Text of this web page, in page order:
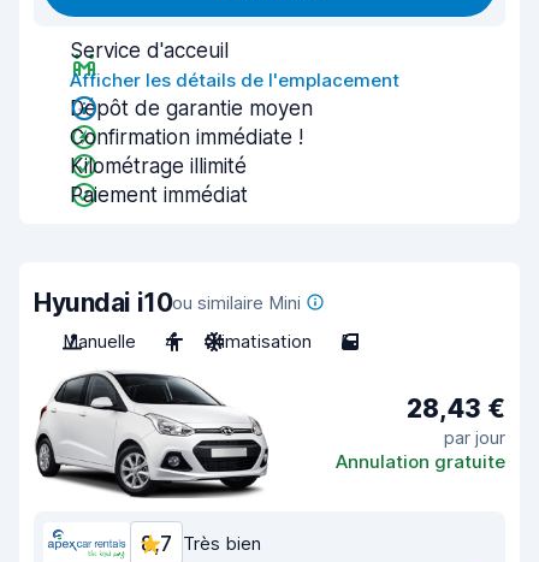
Service d'acceuil
Afficher les détails de l'emplacement
Dépôt de garantie moyen
Confirmation immédiate !
Kilométrage illimité
Paiement immédiat
Hyundai i10ou similaire Mini
Manuelle
4 Climatisation 5
28,43 €
par jour
Annulation gratuite
8,7 Très bien